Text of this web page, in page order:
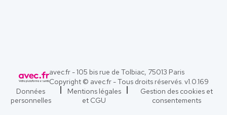
avec.fr - 105 bis rue de Tolbiac, 75013 Paris
Copyright © avec.fr - Tous droits réservés. v1.0.169
Données
personnelles
Mentions légales
et CGU
Gestion des cookies et
consentements